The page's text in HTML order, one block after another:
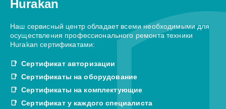
Hurakan
Наш сервисный центр обладает всеми необходимыми для
осуществления профессионального ремонта техники
Hurakan сертификатами:
Сертификат авторизации
Сертификаты на оборудование
Сертификаты на комплектующие
Сертификат у каждого специалиста